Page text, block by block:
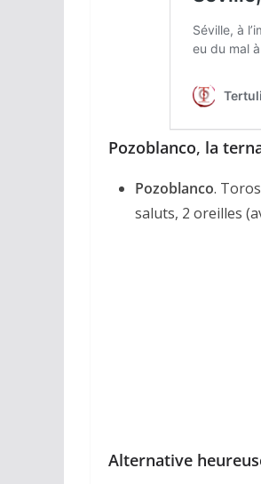
Pozoblanco, la
Pozoblanco.
saluts, 2 oreilles
Alternative